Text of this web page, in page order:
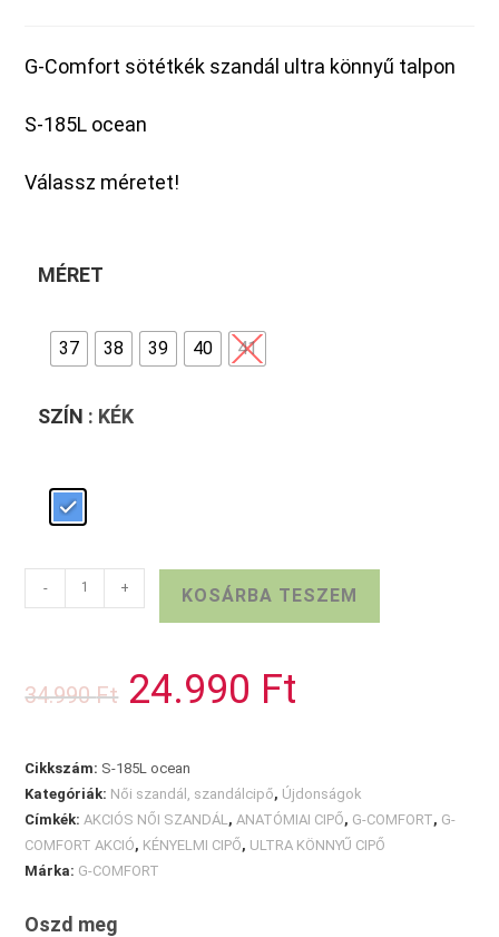
G-Comfort sötétkék szandál ultra könnyű talpon
S-185L ocean
Válassz méretet!
MÉRET
37 38 39 40 41
SZÍN : KÉK
COMFORT
mennyiség
- + KOSÁRBA TESZEM
34.990Ft
Original
price
was:
24.990 Ft
Cikkszám: S-185L ocean
Kategóriák: Női szandál, szandálcipő, Újdonságok
Címkék: AKCIÓS NŐI SZANDÁL , ANATÓMIAI CIPŐ, G-COMFORT, G-
COMFORT AKCIÓ, KÉNYELMI CIPŐ, ULTRA KÖNNYŰ CIPŐ
Márka: G-COMFORT
Oszd meg